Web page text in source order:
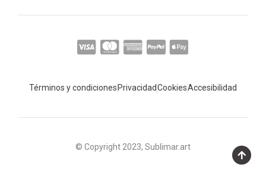
Términos y condiciones PrivacidadCookiesAccesibilidad
© Copyright 2023, Sublimar.art